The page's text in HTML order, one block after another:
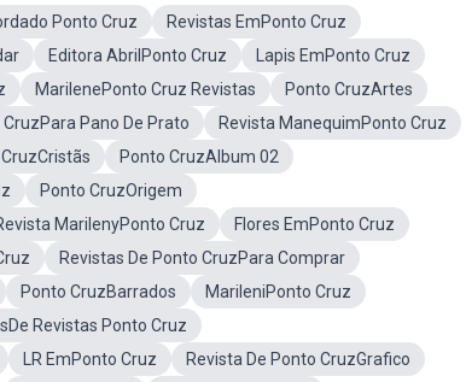
Ponto Cruz
Revistas EmPonto Cruz
Editora AbrilPonto Cruz
Lapis EmPonto Cruz
MarilenePonto Cruz Revistas
Ponto CruzArtes
CruzPara Pano De Prato
Revista ManequimPonto Cruz
Ponto CruzAlbum 02
Ponto CruzOrigem
MarilenyPonto Cruz
Flores EmPonto Cruz
Revistas De Ponto CruzPara Comprar
Ponto CruzBarrados
MarileniPonto Cruz
Revistas Ponto Cruz
LR EmPonto Cruz
Revista De Ponto CruzGrafico